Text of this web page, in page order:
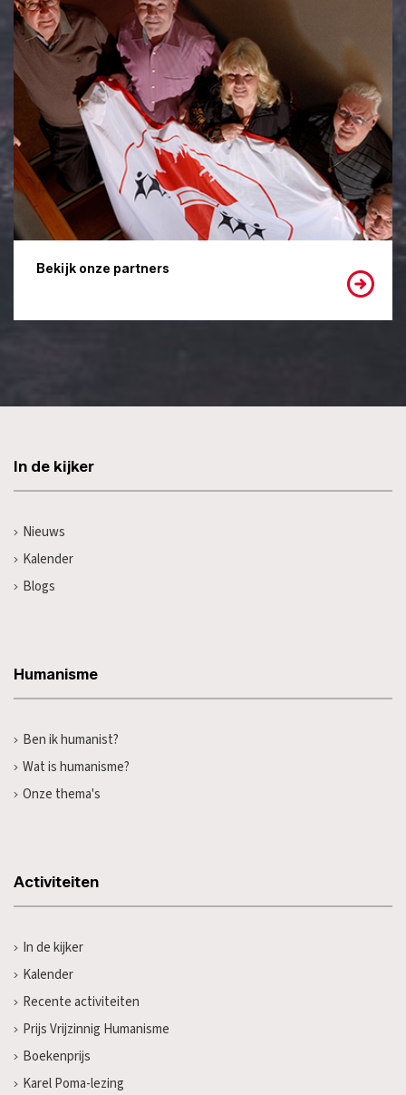
Bekijk onze partners
In de kijker
Nieuws
Kalender
Blogs
Humanisme
Ben ik humanist?
Wat is humanisme?
Onze thema's
Activiteiten
In de kijker
Kalender
Recente activiteiten
Prijs Vrijzinnig Humanisme
Boekenprijs
Karel Poma-lezing